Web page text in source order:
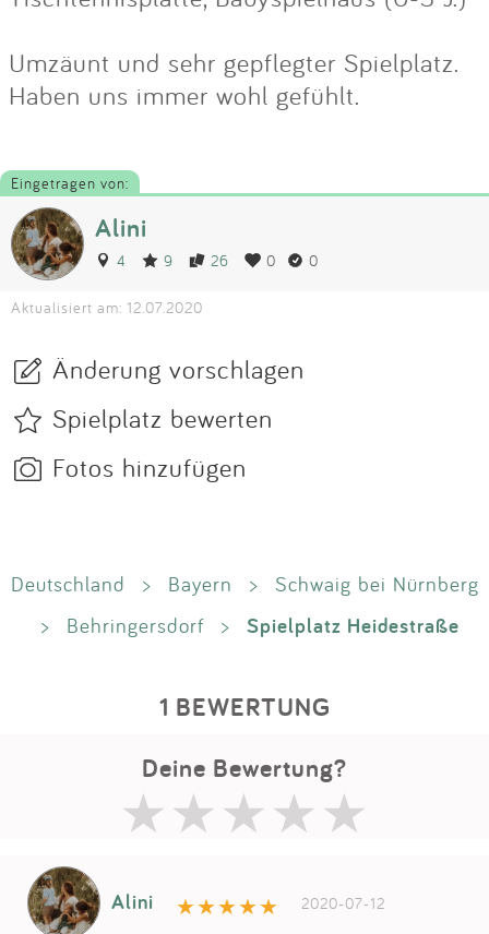
Umzäunt und sehr gepflegter Spielplatz.
Haben uns immer wohl gefühlt.
Eingetragen von:
Alini
4 9 26 0 0
Aktualisiert am: 12.07.2020
Änderung vorschlagen
Spielplatz bewerten
Fotos hinzufügen
Deutschland > Bayern >
Schwaig bei Nürnberg
>
Behringersdorf > Spielplatz Heidestraße
1 BEWERTUNG
Deine Bewertung?
Alini 2020-07-12